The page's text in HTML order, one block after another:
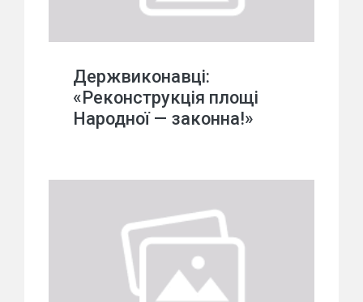
Держвиконавці:
«Реконструкція площі
Народної — законна!»